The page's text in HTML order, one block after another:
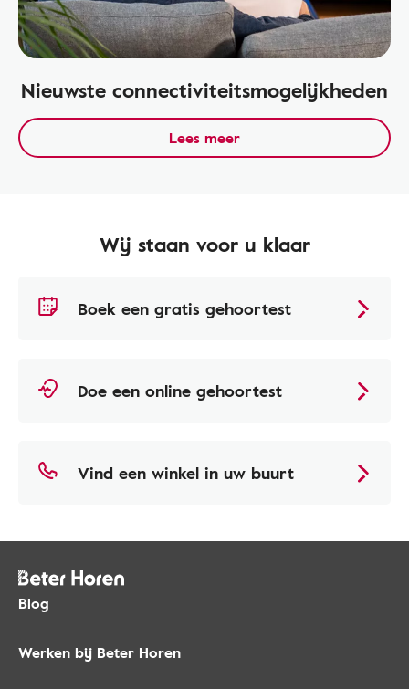
Nieuwste connectiviteitsmogelijkheden
Lees meer
Wij staan voor u klaar
Boek een gratis gehoortest
Doe een online gehoortest
Vind een winkel in uw buurt
Blog
Werken bij Beter Horen